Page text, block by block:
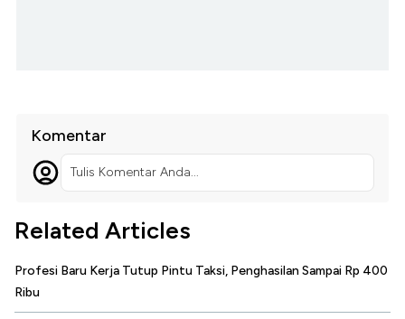
Komentar
Tulis Komentar Anda...
Related Articles
Profesi Baru Kerja Tutup Pintu Taksi, Penghasilan Sampai Rp 400
Ribu